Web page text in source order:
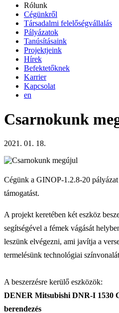
Rólunk
Cégünkről
Társadalmi felelőségvállalás
Pályázatok
Tanúsításaink
Projektjeink
Hírek
Befektetőknek
Karrier
Kapcsolat
en
Csarnokunk
2021. 01. 18.
Cégünk a GINOP-1.2.8-20
támogatást.
A projekt keretében két eszköz
segítségével a fémek vágását
leszünk elvégezni, ami javítja a
termelésünk technológiai
A beszerzésre kerülő eszközök:
DENER Mitsubishi DNR-I 1530
berendezés